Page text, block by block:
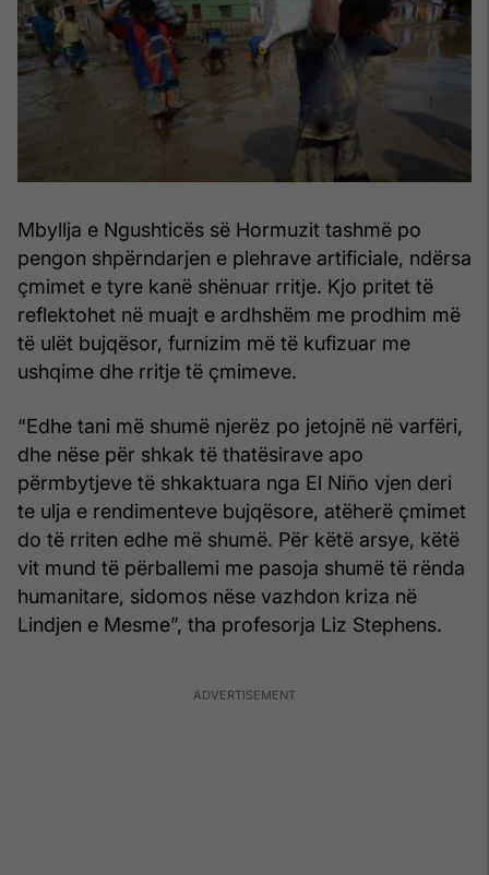
Mbyllja e Ngushticës së Hormuzit tashmë po
pengon shpërndarjen e plehrave artificiale, ndërsa
çmimet e tyre kanë shënuar rritje. Kjo pritet të
reflektohet në muajt e ardhshëm me prodhim më
të ulët bujqësor, furnizim më të kufizuar me
ushqime dhe rritje të çmimeve.
“Edhe tani më shumë njerëz po jetojnë në varfëri,
dhe nëse për shkak të thatësirave apo
përmbytjeve të shkaktuara nga El Niño vjen deri
te ulja e rendimenteve bujqësore, atëherë çmimet
do të rriten edhe më shumë. Për këtë arsye, këtë
vit mund të përballemi me pasoja shumë të rënda
humanitare, sidomos nëse vazhdon kriza në
Lindjen e Mesme”, tha profesorja Liz Stephens.